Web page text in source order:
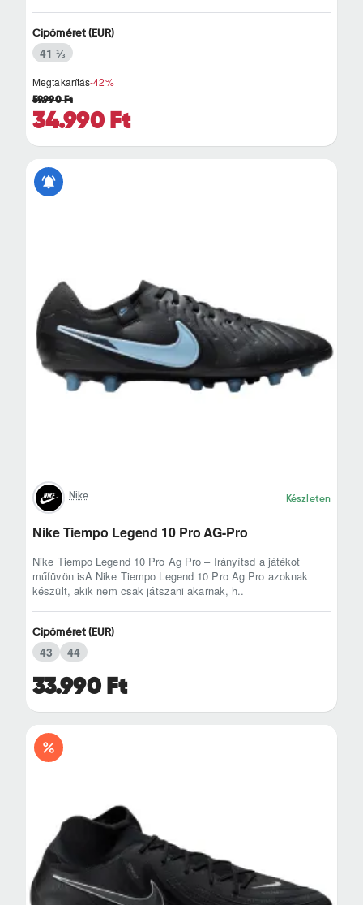
Megtakarítás-42%
34.990 Ft
59.990 Ft
Cipőméret (EUR)
41 ⅓
Nike Készleten
Nike Tiempo Legend 10 Pro AG-Pro
Nike Tiempo Legend 10 Pro Ag Pro – Irányítsd a játékot
műfüvön isA Nike Tiempo Legend 10 Pro Ag Pro azoknak
készült, akik nem csak játszani akarnak, h..
33.990 Ft
Cipőméret (EUR)
43 44